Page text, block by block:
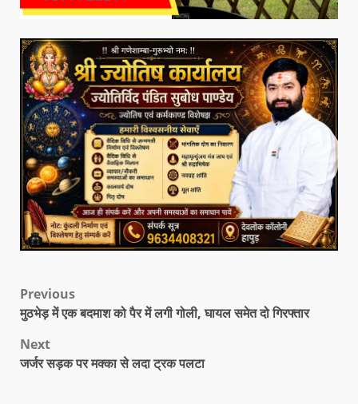
Previous
मुठभेड़ में एक बदमाश को पैर में लगी गोली, घायल समेत दो गिरफ्तार
Next
जर्जर सड़क पर मक्का से लदा ट्रक पलटा